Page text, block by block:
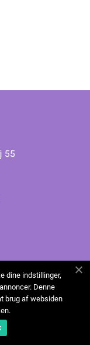
dine indstillinger,
Denne
brug af websiden